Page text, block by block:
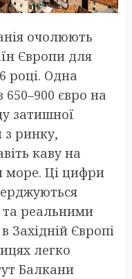
очолюють
Європи для
році. Одна
євро на
затишної
з ринку,
каву на
море. Ці цифри
реальними
Західній Європі
легко
Балкани